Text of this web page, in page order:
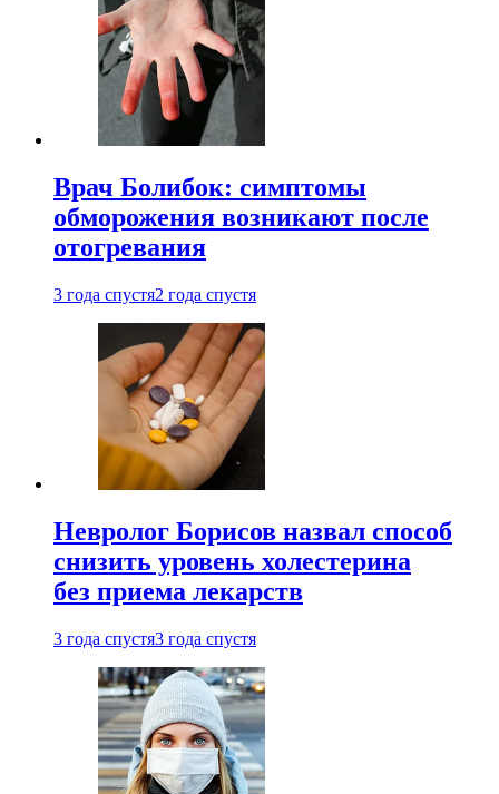
Врач Болибок: симптомы
обморожения возникают после
отогревания
3 года спустя2 года спустя
Невролог Борисов назвал способ
снизить уровень холестерина
без приема лекарств
3 года спустя3 года спустя